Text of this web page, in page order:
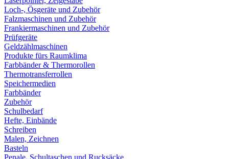
Loch-, Ösgeräte und Zubehör
Falzmaschinen und Zubehör
Frankiermaschinen und Zubehör
Prüfgeräte
Geldzählmaschinen
Produkte fürs Raumklima
Farbbänder & Thermorollen
Thermotransferrollen
Speichermedien
Farbbänder
Zubehör
Schulbedarf
Hefte, Einbände
Schreiben
Malen, Zeichnen
Basteln